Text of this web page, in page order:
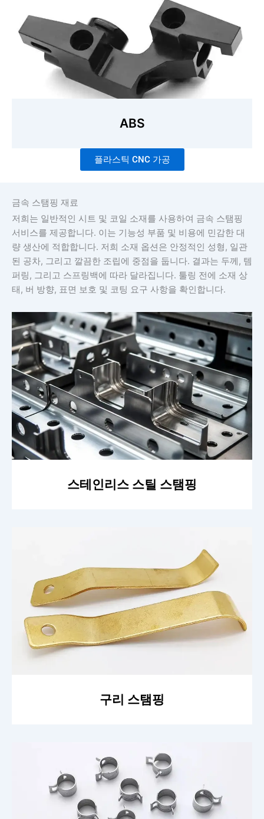
ABS
플라스틱 CNC 가공
금속 스탬핑 재료
저희는 일반적인 시트 및 코일 소재를 사용하여 금속 스탬핑
서비스를 제공합니다. 이는 기능성 부품 및 비용에 민감한 대
량 생산에 적합합니다. 저희 소재 옵션은 안정적인 성형, 일관
된 공차, 그리고 깔끔한 조립에 중점을 둡니다. 결과는 두께, 템
퍼링, 그리고 스프링백에 따라 달라집니다. 툴링 전에 소재 상
태, 버 방향, 표면 보호 및 코팅 요구 사항을 확인합니다.
스테인리스 스틸 스탬핑
구리 스탬핑